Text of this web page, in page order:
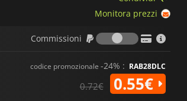
Monitora prezzi
Commissioni
Commissioni
codice promozionale -24% : RAB28DLC
0.72€ 0.55€